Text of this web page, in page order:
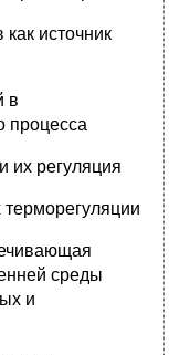
источник
в
процесса
их регуляция
среды
и